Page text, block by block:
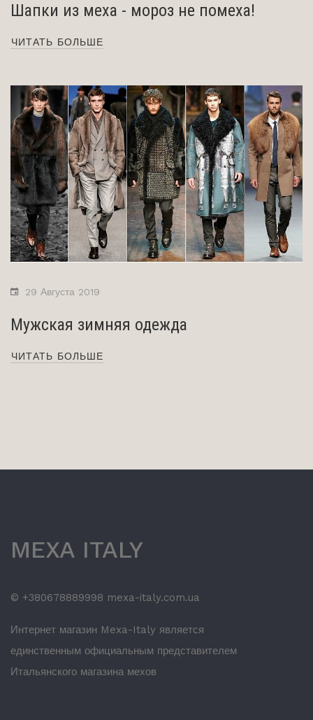
Шапки из меха - мороз не помеха!
ЧИТАТЬ БОЛЬШЕ
29 Августа 2019
Мужская зимняя одежда
ЧИТАТЬ БОЛЬШЕ
MEXA ITALY
© +380678889998 mexa-italy.com.ua
Интернет магазин Mexa-Italy является
единственным официальным представителем
Итальянского магазина мехов